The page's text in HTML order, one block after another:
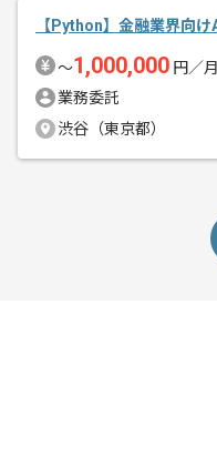
エージェントからのコ
メント
【Python】金融業界向
〜1,000,000 円／月
業務委託
渋谷（東京都）